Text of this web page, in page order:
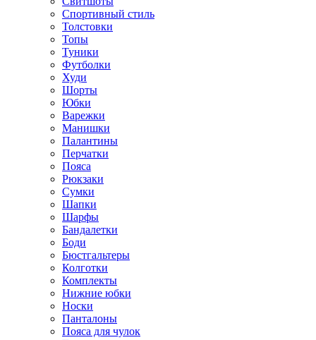
Спортивный стиль
Толстовки
Топы
Туники
Футболки
Худи
Шорты
Юбки
Варежки
Манишки
Палантины
Перчатки
Пояса
Рюкзаки
Сумки
Шапки
Шарфы
Бандалетки
Боди
Бюстгальтеры
Колготки
Комплекты
Нижние юбки
Носки
Панталоны
Поясa для чулок